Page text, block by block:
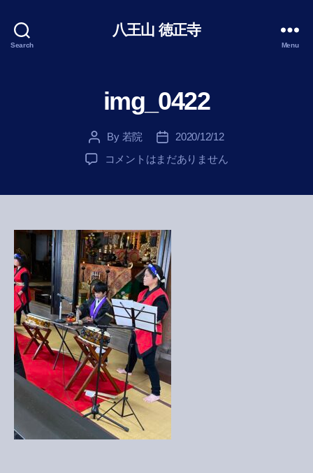
Search
八王山 徳正寺
Menu
img_0422
Post
author
By 若院
Post
date
2020/12/12
img_0422
コメントはまだありません